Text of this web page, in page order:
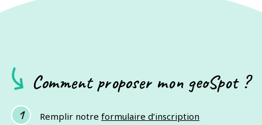
Comment proposer mon geoSpot ?
Remplir notre formulaire d’inscription